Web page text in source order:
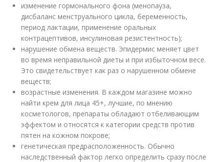
изменение гормонального фона (менопауза,
дисбаланс менструального цикла, беременность,
период лактации, применение оральных
контрацептивов, инсулиновая резистентность);
нарушение обмена веществ. Эпидермис меняет цвет
во время неправильной диеты и при избыточном весе.
Это свидетельствует как раз о нарушенном обмене
веществ;
возрастные изменения. В каждом магазине можно
найти крем для лица 45+, лучшие, по мнению
косметологов, препараты обладают отбеливающим
эффектом и относятся к категории средств против
пятен на кожном покрове;
генетическая предрасположенность. Обычно
наследственный фактор легко определить сразу после